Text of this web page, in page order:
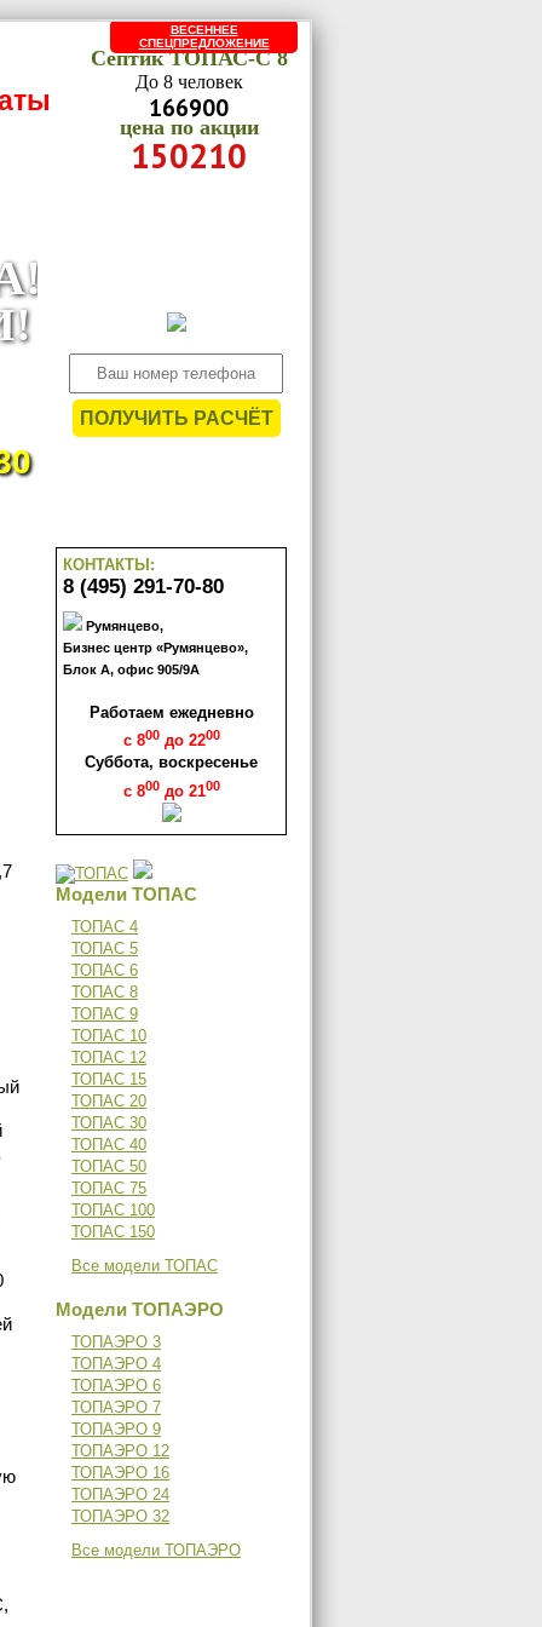
Септик ТОПАС-C 8
До 8 человек
166900
цена по акции
150210
ВЕСЕННЕЕ
СПЕЦПРЕДЛОЖЕНИЕ
ПОЛУЧИТЬ РАСЧЁТ
КОНТАКТЫ:
8 (495) 291-70-80
Румянцево,
Бизнес центр «Румянцево»,
Блок А, офис 905/9А
Работаем ежедневно
с 800до 2200
Суббота, воскресенье
с 800до 2100
Модели ТОПАС
ТОПАС 4
ТОПАС 5
ТОПАС 6
ТОПАС 8
ТОПАС 9
ТОПАС 10
ТОПАС 12
ТОПАС 15
ТОПАС 20
ТОПАС 30
ТОПАС 40
ТОПАС 50
ТОПАС 75
ТОПАС 100
ТОПАС 150
Все модели ТОПАС
Модели ТОПАЭРО
ТОПАЭРО 3
ТОПАЭРО 4
ТОПАЭРО 6
ТОПАЭРО 7
ТОПАЭРО 9
ТОПАЭРО 12
ТОПАЭРО 16
ТОПАЭРО 24
ТОПАЭРО 32
Все модели ТОПАЭРО